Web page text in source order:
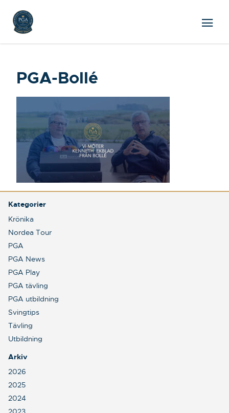
PGA-Bollé
Kategorier
Krönika
Nordea Tour
PGA
PGA News
PGA Play
PGA tävling
PGA utbildning
Svingtips
Tävling
Utbildning
Arkiv
2026
2025
2024